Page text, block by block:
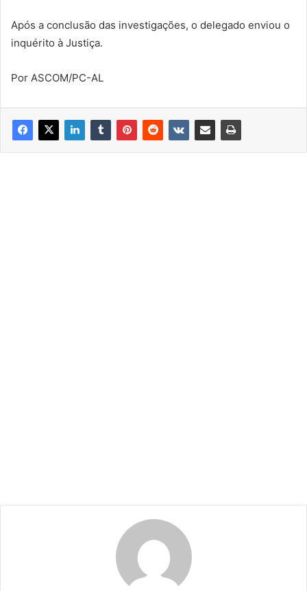
Após a conclusão das investigações, o delegado enviou o
inquérito à Justiça.
Por ASCOM/PC-AL